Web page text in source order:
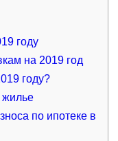
году
на 2019 год
году?
жилье
по ипотеке в